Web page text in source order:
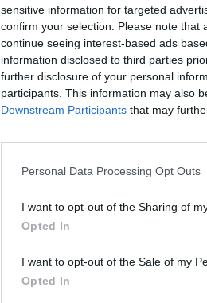
sensitive information for targeted
confirm your selection. Please note
continue seeing interest-based ads
information disclosed to third parties
further disclosure of your personal
participants. This information may also
Downstream Participants that may
Personal Data Processing Opt Outs
I want to opt-out of the Sharing of
Opted In
I want to opt-out of the Sale of my
Opted In